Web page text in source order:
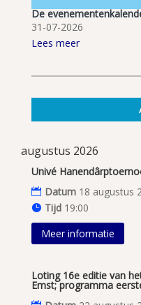
De
31-07-2026
Lees meer
augustus 2026
Univé
Datum 18 augustus
Tijd 19:00
Meer informatie
Loting 16e editie van
Emst; programma